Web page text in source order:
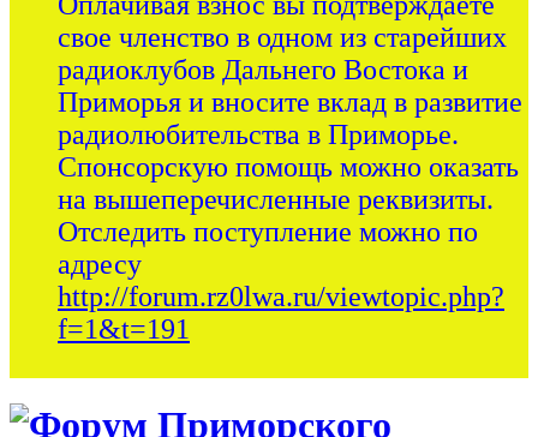
свое членство в одном из старейших
радиоклубов Дальнего Востока и
Приморья и вносите вклад в развитие
радиолюбительства в Приморье.
Спонсорскую помощь можно оказать
на вышеперечисленные реквизиты.
Отследить поступление можно по
адресу
http://forum.rz0lwa.ru/viewtopic.php?
f=1&t=191